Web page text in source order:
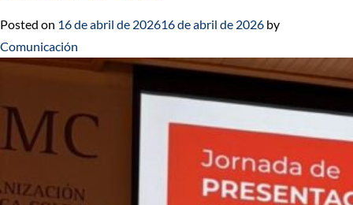
Posted on 16 de abril de 202616 de abril de 2026 by
Comunicación